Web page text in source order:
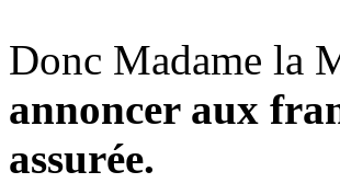
Donc Madame la
annoncer aux
assurée.